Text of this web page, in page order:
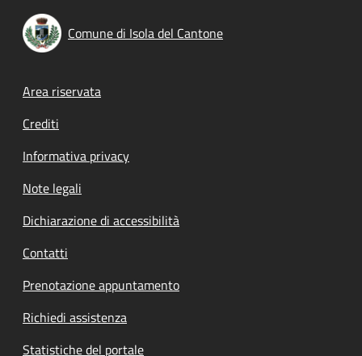
Comune di Isola del Cantone
Footer menu
Area riservata
Crediti
Informativa privacy
Note legali
Dichiarazione di accessibilità
Contatti
Prenotazione appuntamento
Richiedi assistenza
Statistiche del portale